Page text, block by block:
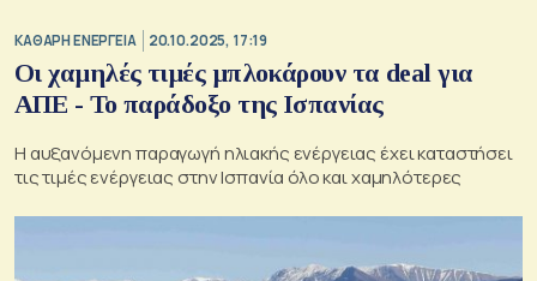
ΚΑΘΑΡΗ ΕΝΕΡΓΕΙΑ 20.10.2025, 17:19
Οι χαμηλές τιμές μπλοκάρουν τα deal για
ΑΠΕ - Το παράδοξο της Ισπανίας
Η αυξανόμενη παραγωγή ηλιακής ενέργειας έχει καταστήσει
τις τιμές ενέργειας στην Ισπανία όλο και χαμηλότερες